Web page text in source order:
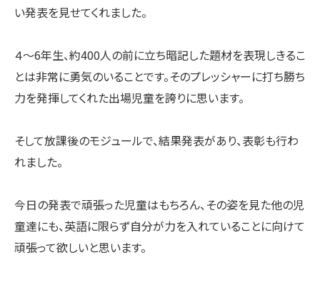
い発表を見せてくれました。
４〜6年生、約400人の前に立ち暗記した題材を表現しきるこ
とは非常に勇気のいることです。そのプレッシャーに打ち勝ち
力を発揮してくれた出場児童を誇りに思います。
そして放課後のモジュールで、結果発表があり、表彰も行わ
れました。
今日の発表で頑張った児童はもちろん、その姿を見た他の児
童達にも、英語に限らず自分が力を入れていることに向けて
頑張って欲しいと思います。